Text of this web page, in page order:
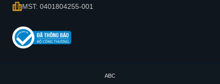
MST: 0401804255-001
ABC